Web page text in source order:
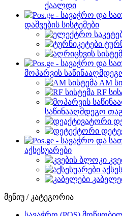
ქაალდი
დაშვების სისტემები
მოპარვის
AM
RF
საწინააღმდეგო
აქსესუარები
მენიუ / კატეგორია